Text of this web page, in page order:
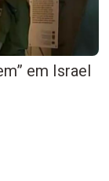
em Israel